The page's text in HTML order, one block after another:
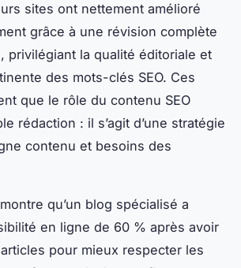
sites ont nettement amélioré
grâce à une révision complète
privilégiant la qualité éditoriale et
des mots-clés SEO. Ces
que le rôle du contenu SEO
rédaction : il s’agit d’une stratégie
contenu et besoins des
qu’un blog spécialisé a
en ligne de 60 % après avoir
pour mieux respecter les